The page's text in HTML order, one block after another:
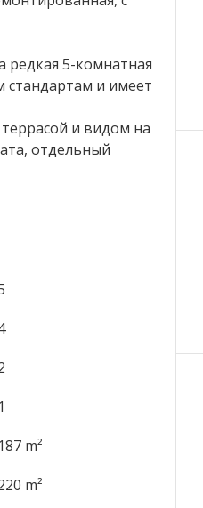
редкая 5-комнатная
и имеет
террасой и видом на
отдельный
1
187 m²
m²